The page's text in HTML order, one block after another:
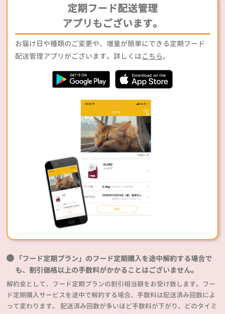
定期フード配送管理
アプリもございます。
お届け日や種類のご変更や、増量が簡単にできる定期フード
配送管理アプリがございます。詳しくはこちら。
「フード定期プラン」のフード定期購入を途中解約する場合で
も、割引価格以上の手数料がかかることはございません。
解約金として、フード定期プランの割引相当額をお受け致します。フー
ド定期購入サービスを途中で解約する場合、手数料は配送済み回数によ
って変わります。 配送済み回数が多いほど手数料が下がり、どのタイミ